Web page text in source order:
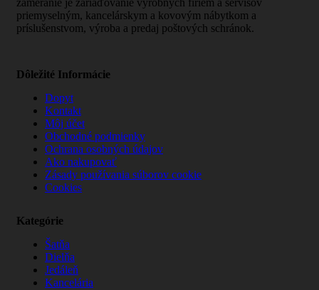
zameranie je zariaďovanie výrobných firiem a servisov
priemyselným, kancelárskym a kovovým nábytkom a
príslušenstvom, výroba a predaj poštových schránok.
Dôležité Informácie
Dopyt
Kontakt
Môj účet
Obchodné podmienky
Ochrana osobných údajov
Ako nakupovať
Zásady používania súborov cookie
Cookies
Kategórie
Šatňa
Dielňa
Jedáleň
Kancelária